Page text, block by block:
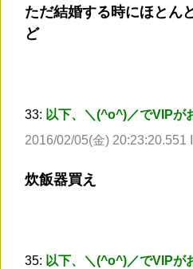
ただ結婚する時にほとん
ど
33: 以下、＼(^o^)／でVIPが
2016/02/05(金) 20:23:20.551
炊飯器買え
35: 以下、＼(^o^)／でVIPが